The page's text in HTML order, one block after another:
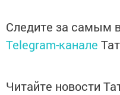
Следите за самым
Telegram-канале
Читайте новости